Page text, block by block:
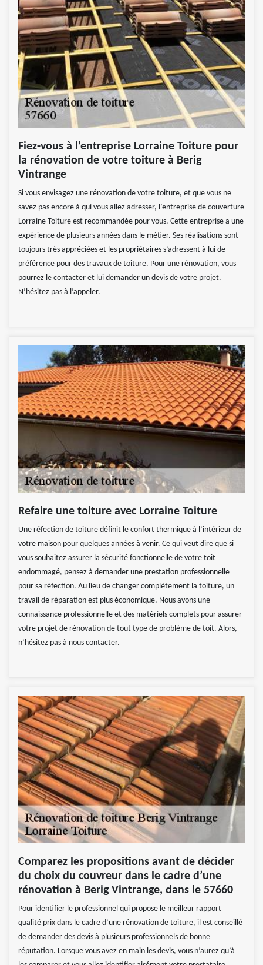
Fiez-vous à l’entreprise Lorraine Toiture pour
la rénovation de votre toiture à Berig
Vintrange
Si vous envisagez une rénovation de votre toiture, et que vous ne
savez pas encore à qui vous allez adresser, l’entreprise de couverture
Lorraine Toiture est recommandée pour vous. Cette entreprise a une
expérience de plusieurs années dans le métier. Ses réalisations sont
toujours très appréciées et les propriétaires s’adressent à lui de
préférence pour des travaux de toiture. Pour une rénovation, vous
pourrez le contacter et lui demander un devis de votre projet.
N’hésitez pas à l’appeler.
Refaire une toiture avec Lorraine Toiture
Une réfection de toiture définit le confort thermique à l’intérieur de
votre maison pour quelques années à venir. Ce qui veut dire que si
vous souhaitez assurer la sécurité fonctionnelle de votre toit
endommagé, pensez à demander une prestation professionnelle
pour sa réfection. Au lieu de changer complètement la toiture, un
travail de réparation est plus économique. Nous avons une
connaissance professionnelle et des matériels complets pour assurer
votre projet de rénovation de tout type de problème de toit. Alors,
n’hésitez pas à nous contacter.
Comparez les propositions avant de décider
du choix du couvreur dans le cadre d’une
rénovation à Berig Vintrange, dans le 57660
Pour identifier le professionnel qui propose le meilleur rapport
qualité prix dans le cadre d’une rénovation de toiture, il est conseillé
de demander des devis à plusieurs professionnels de bonne
réputation. Lorsque vous avez en main les devis, vous n’aurez qu’à